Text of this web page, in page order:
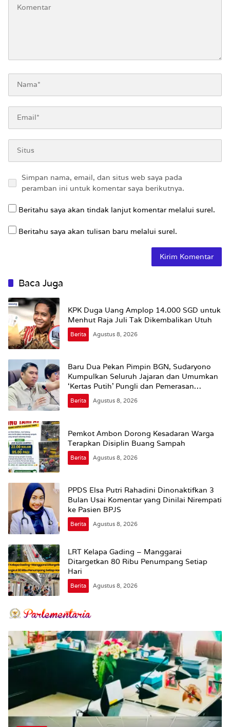
Simpan nama, email, dan situs web saya pada
peramban ini untuk komentar saya berikutnya.
Beritahu saya akan tindak lanjut komentar melalui surel.
Beritahu saya akan tulisan baru melalui surel.
Baca Juga
KPK Duga Uang Amplop 14.000 SGD untuk
Menhut Raja Juli Tak Dikembalikan Utuh
Berita Agustus 8, 2026
Baru Dua Pekan Pimpin BGN, Sudaryono
Kumpulkan Seluruh Jajaran dan Umumkan
‘Kertas Putih’ Pungli dan Pemerasan
Supplier harus Berhenti Sekarang
Berita Agustus 8, 2026
Pemkot Ambon Dorong Kesadaran Warga
Terapkan Disiplin Buang Sampah
Berita Agustus 8, 2026
PPDS Elsa Putri Rahadini Dinonaktifkan 3
Bulan Usai Komentar yang Dinilai Nirempati
ke Pasien BPJS
Berita Agustus 8, 2026
LRT Kelapa Gading – Manggarai
Ditargetkan 80 Ribu Penumpang Setiap
Hari
Berita Agustus 8, 2026